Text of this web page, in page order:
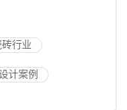
砖行业
计案例